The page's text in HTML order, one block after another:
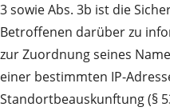
3 sowie Abs. 3b ist die
Betroffenen darüber zu
zur Zuordnung seines
einer bestimmten IP-
Standortbeauskunftung (§